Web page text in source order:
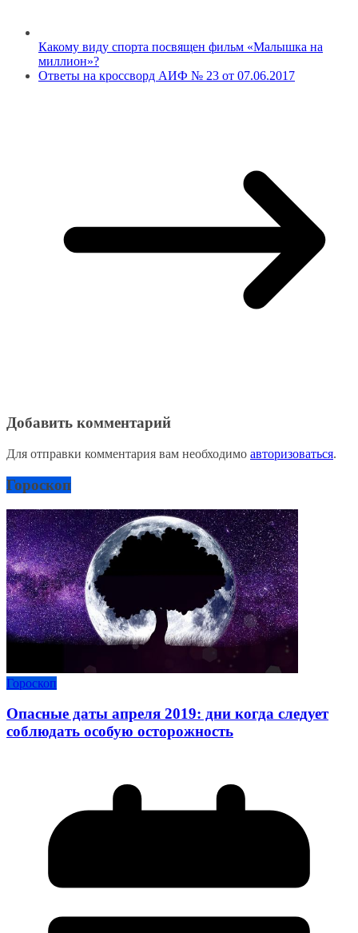
Какому виду спорта посвящен фильм «Малышка на
миллион»?
Ответы на кроссворд АИФ № 23 от 07.06.2017
Добавить комментарий
Для отправки комментария вам необходимо авторизоваться.
Гороскоп
Гороскоп
Опасные даты апреля 2019: дни когда следует
соблюдать особую осторожность